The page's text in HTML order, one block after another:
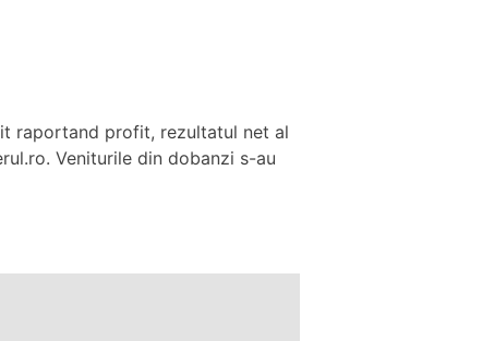
raportand profit, rezultatul net al
Veniturile din dobanzi s-au